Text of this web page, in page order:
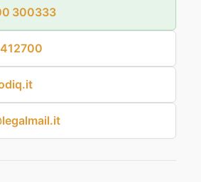
300333